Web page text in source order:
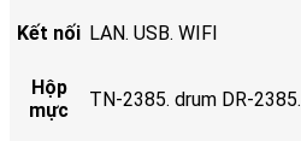
Kết nối LAN. USB. WIFI
Hộp
mực
TN-2385. drum DR-2385.